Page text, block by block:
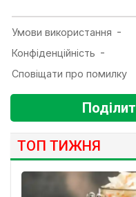
ТОП ТИЖНЯ